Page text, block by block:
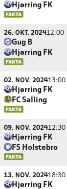
Hjørring FK
26. OKT. 202412:00
Gug B
Hjørring FK
02. NOV. 202413:00
Hjørring FK
FC Salling
09. NOV. 202412:30
Hjørring FK
FS Holstebro
13. NOV. 202418:30
Hjørring FK